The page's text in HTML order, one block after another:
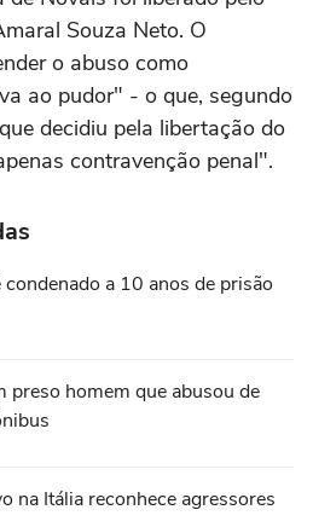
Souza Neto. O
o abuso como
ao pudor" - o que, segundo
decidiu pela libertação do
contravenção penal".
a 10 anos de prisão
preso homem que abusou de
na Itália reconhece agressores